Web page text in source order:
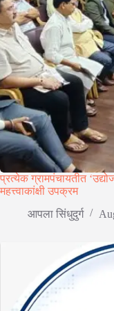
प्रत्येक ग्रामपंचायतीत
महत्त्वाकांक्षी उपक्रम
आपला सिंधुदुर्ग